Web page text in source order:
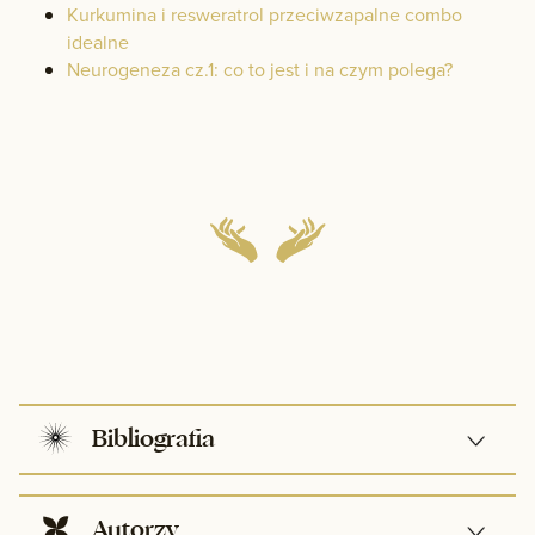
Kurkumina i resweratrol przeciwzapalne combo
idealne
Neurogeneza cz.1: co to jest i na czym polega?
Bibliografia